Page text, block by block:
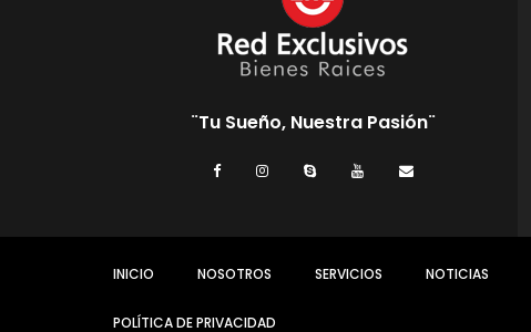
¨Tu Sueño, Nuestra Pasión¨
INICIO NOSOTROS SERVICIOS NOTICIAS
POLÍTICA DE PRIVACIDAD